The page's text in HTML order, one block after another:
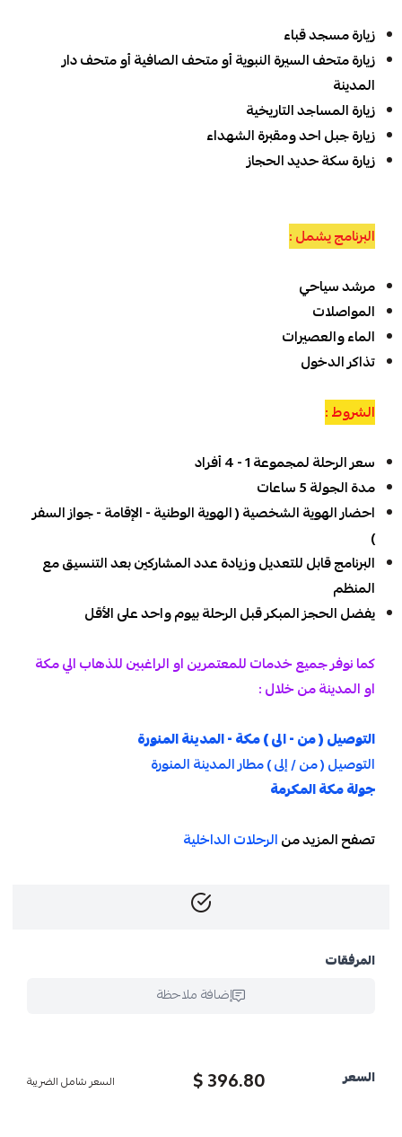
زيارة مسجد قباء
زيارة متحف السيرة النبوية أو متحف الصافية أو متحف دار
المدينة
زيارة المساجد التاريخية
زيارة جبل احد ومقبرة الشهداء
زيارة سكة حديد الحجاز
البرنامج يشمل :
مرشد سياحي
المواصلات
الماء والعصيرات
تذاكر الدخول
الشروط :
سعر الرحلة لمجموعة 1 - 4 أفراد
مدة الجولة 5 ساعات
احضار الهوية الشخصية ( الهوية الوطنية - الإقامة - جواز السفر
)
البرنامج قابل للتعديل وزيادة عدد المشاركين بعد التنسيق مع
المنظم
يفضل الحجز المبكر قبل الرحلة بيوم واحد على الأقل
كما نوفر جميع خدمات للمعتمرين او الراغبين للذهاب الي مكة
او المدينة من خلال :
التوصيل ( من - الى ) مكة - المدينة المنورة
التوصيل ( من / إلى ) مطار المدينة المنورة
جولة مكة المكرمة
تصفح المزيد منالرحلات الداخلية
المرفقات
إضافة ملاحظة
السعر 396.80 $ السعر شامل الضريبة